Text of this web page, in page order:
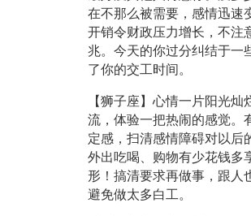
在不那么被需要，感情迅速
开销令财政压力增长，不注
兆。今天的你过分纠结于一
了你的交工时间。
【狮子座】心情一片阳光
流，体验一把热闹的感觉。
定感，扫清感情障碍对以后
外出吃喝、购物有少花钱多
形！搞清要求再做事，跟人
避免做太多白工。